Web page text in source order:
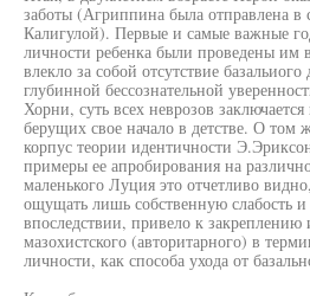
заботы (Агриппина была отправлена в
Калигулой). Первые и самые важные
личности ребенка были проведены им
влекло за собой отсутствие
глубинной бессознательной
Хорни, суть всех неврозов
берущих свое начало в детстве. О том
корпус теории идентичности
примеры ее апробирования на
маленького Луция это отчетливо
ощущать лишь собственную слабость
впоследствии, привело к закреплению
мазохистского (авторитарного) в
личности, как способа ухода от